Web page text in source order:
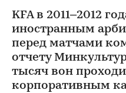
KFA в 2011–2012
иностранным
перед матчами
отчету
тысяч вон
корпоративным